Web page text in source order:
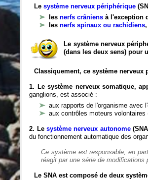
Lesystème nerveux périphérique
lesnerfs crâniens à l'exception
lesnerfs spinaux ou rachidiens,
Le système nerveux
(dans les deux sens) pour
Classiquement, ce système
1. Le système nerveux somatique,
ganglions, est associé :
aux rapports de l'organisme avec
aux contrôles moteurs volontaires
2. Le système nerveux autonome
du fonctionnement automatique des
Ce système est responsable, en
réagit par une série de
Le SNA est composé de deux